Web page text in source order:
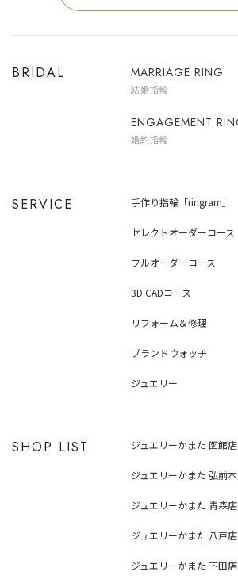
BRIDAL MARRIAGE RING
結婚指輪
ENGAGEMENT
婚約指輪
SERVICE 手作り指輪「ringram」
セレクトオーダーコース
フルオーダーコース
3D CADコース
リフォーム＆修理
ブランドウォッチ
ジュエリー
SHOP LIST ジュエリーかまた 函館店
ジュエリーかまた 弘前
ジュエリーかまた 青森店
ジュエリーかまた 八戸店
ジュエリーかまた 下田店